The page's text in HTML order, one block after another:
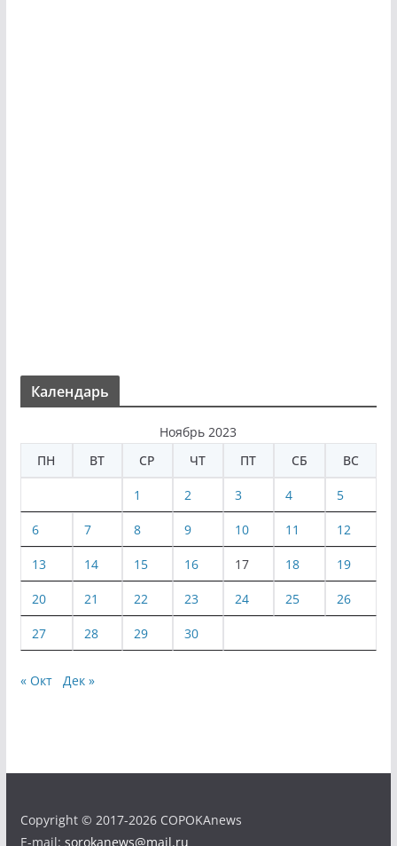
Календарь
Ноябрь 2023
ПН
ВТ СР ЧТ ПТ СБ ВС
1 2 3 4 5
6 7 8 9 10 11 12
13 14 15 16 17 18 19
20 21 22 23 24 25 26
27 28 29 30
« Окт Дек »
Copyright © 2017-2026 COPOKAnews
E-mail: sorokanews@mail.ru